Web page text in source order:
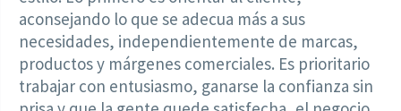
aconsejando lo que se adecua más a sus
necesidades, independientemente de marcas,
productos y márgenes comerciales. Es prioritario
trabajar con entusiasmo, ganarse la confianza sin